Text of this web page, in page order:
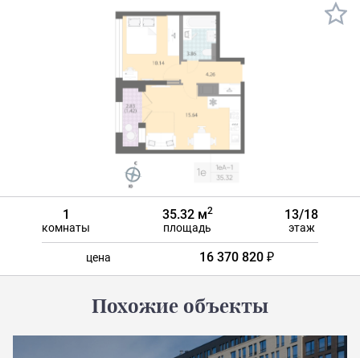
1
комнаты
35.32 м2
площадь
13/18
этаж
цена 16 370 820 ₽
Похожие объекты